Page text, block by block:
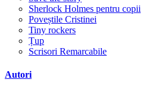
Sherlock Holmes pentru copii
Poveștile Cristinei
Tiny rockers
Țup
Scrisori Remarcabile
Autori